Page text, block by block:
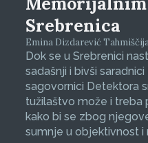
Srebrenica
Emina Dizdarević Tahmiščija
Dok se u Srebrenici
sadašnji i bivši
sagovornici Detektora
tužilaštvo može i
kako bi se zbog
sumnje u objektivnost i